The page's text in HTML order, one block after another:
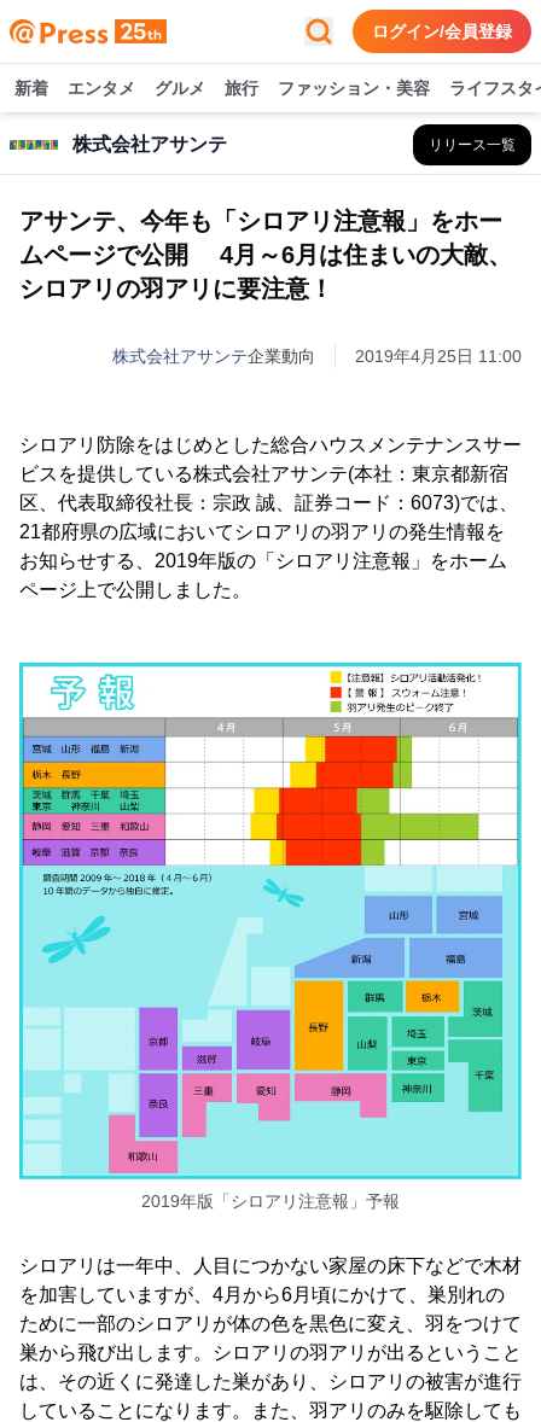
ログイン/会員登録
新着 エンタメ グルメ 旅行 ファッション・美容 ライフスタ
株式会社アサンテ リリース一覧
アサンテ、今年も「シロアリ注意報」をホー
ムページで公開 4月～6月は住まいの大敵、
シロアリの羽アリに要注意！
株式会社アサンテ企業動向 2019年4月25日 11:00
シロアリ防除をはじめとした総合ハウスメンテナンスサー
ビスを提供している株式会社アサンテ(本社：東京都新宿
区、代表取締役社長：宗政 誠、証券コード：6073)では、
21都府県の広域においてシロアリの羽アリの発生情報を
お知らせする、2019年版の「シロアリ注意報」をホーム
ページ上で公開しました。
2019年版「シロアリ注意報」予報
シロアリは一年中、人目につかない家屋の床下などで木材
を加害していますが、4月から6月頃にかけて、巣別れの
ために一部のシロアリが体の色を黒色に変え、羽をつけて
巣から飛び出します。シロアリの羽アリが出るということ
は、その近くに発達した巣があり、シロアリの被害が進行
していることになります。また、羽アリのみを駆除しても